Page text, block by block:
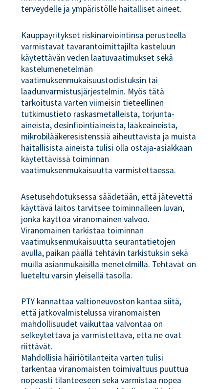
terveydelle ja ympäristölle haitalliset aineet.
Kauppayritykset riskinarviointinsa perusteella
varmistavat tavarantoimittajilta kasteluun
käytettävän veden laatuvaatimukset sekä
kastelumenetelmän
vaatimuksenmukaisuustodistuksin tai
laadunvarmistusjärjestelmin. Myös tätä
tarkoitusta varten viimeisin tieteellinen
tutkimustieto raskasmetalleista, torjunta-
aineista, desinfiointiaineista, lääkeaineista,
mikrobilääkeresistenssiä aiheuttavista ja muista
haitallisista aineista tulisi olla ostaja-asiakkaan
käytettävissä toiminnan
vaatimuksenmukaisuutta varmistettaessa.
Asetusehdotuksessa säädetään, että jätevettä
käyttävä laitos tarvitsee toiminnalleen luvan,
jonka käyttöä viranomainen valvoo.
Viranomainen tarkistaa toiminnan
vaatimuksenmukaisuutta seurantatietojen
avulla, paikan päällä tehtävin tarkistuksin sekä
muilla asianmukaisilla menetelmillä. Tehtävät on
lueteltu varsin yleisellä tasolla.
PTY kannattaa valtioneuvoston kantaa siitä,
että jatkovalmistelussa viranomaisten
mahdollisuudet vaikuttaa valvontaa on
selkeytettävä ja varmistettava, että ne ovat
riittävät.
Mahdollisia häiriötilanteita varten tulisi
tarkentaa viranomaisten toimivaltuus puuttua
nopeasti tilanteeseen sekä varmistaa nopea